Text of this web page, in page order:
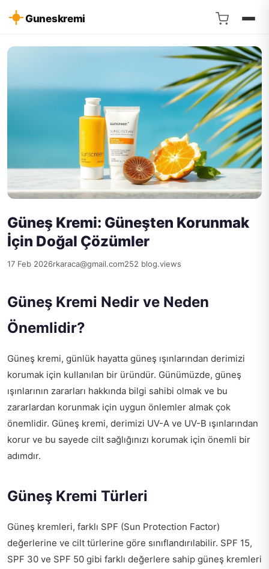
Guneskremi
Güneş Kremi: Güneşten Korunmak
İçin Doğal Çözümler
17 Feb 2026rkaraca@gmail.com252 blog.views
Güneş Kremi Nedir ve Neden
Önemlidir?
Güneş kremi, günlük hayatta güneş ışınlarından derimizi
korumak için kullanılan bir üründür. Günümüzde, güneş
ışınlarının zararları hakkında bilgi sahibi olmak ve bu
zararlardan korunmak için uygun önlemler almak çok
önemlidir. Güneş kremi, derimizi UV-A ve UV-B ışınlarından
korur ve bu sayede cilt sağlığınızı korumak için önemli bir
adımdır.
Güneş Kremi Türleri
Güneş kremleri, farklı SPF (Sun Protection Factor)
değerlerine ve cilt türlerine göre sınıflandırılabilir. SPF 15,
SPF 30 ve SPF 50 gibi farklı değerlere sahip güneş kremleri